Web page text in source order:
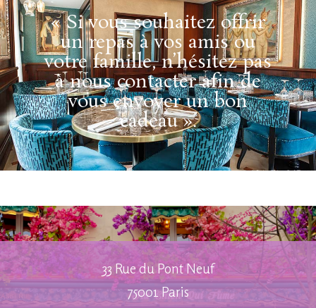
« Si vous souhaitez offrir
un repas à vos amis ou
votre famille, n’hésitez pas
à nous contacter afin de
vous envoyer un bon
cadeau ».
33 Rue du Pont Neuf
75001 Paris